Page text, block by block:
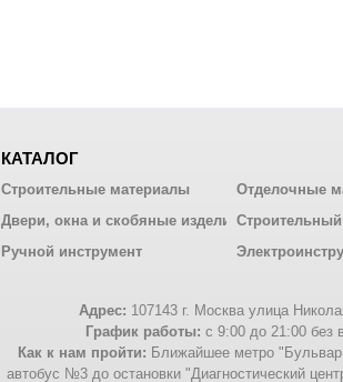
КАТАЛОГ
Строительные материалы Отделочные
Двери, окна и скобяные изделия
Ручной инструмент
Адрес: 107143 г. Москва улица
График работы: с 9:00 до 21:00 без
Как к нам пройти: Ближайшее метро
автобус №3 до остановки "Диагностический